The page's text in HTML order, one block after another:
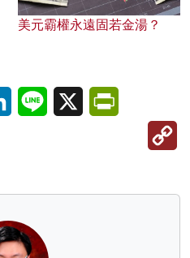
美元霸權永遠固若金湯？
LinkedInLine X